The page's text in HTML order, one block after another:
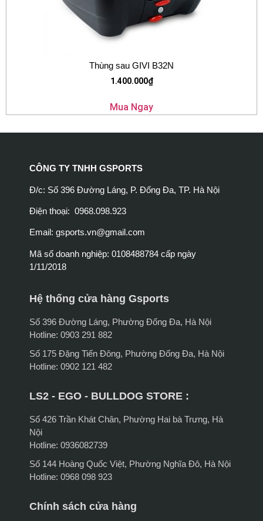
Thùng sau GIVI B32N
1.400.000₫
Mua Ngay
CÔNG TY TNHH GSPORTS
Đ/c: Số 396 Đường Láng, P. Đống Đa, TP. Hà Nội
Điện thoại: 0968.098.923
Email: gsports.vn@gmail.com
Mã số doanh nghiệp: 0108488784 cấp ngày
1/11/2018
Hệ thống cửa hàng Gsports
Số 396 Đường Láng, Phường Đống Đa, Hà Nội
Hotline: 0903 291 882
Số 175 Đặng Tiến Đông, Phường Đống Đa, Hà Nội
Hotline: 0902 121 482
LS2 - EGO - BULLDOG STORE :
Số 426 Trần Khát Chân, Phường Hai bà Trưng, Hà
Nội
Hotline: 0936082739
Số 144 Hoàng Quốc Việt, Phường Nghĩa Đô, Hà Nội
Hotline: 0968 098 923
Chính sách cửa hàng